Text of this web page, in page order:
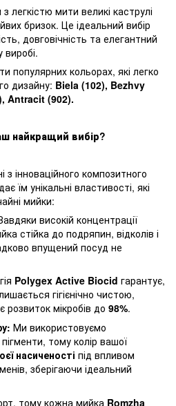
мити великі каструлі
бризок. Це ідеальний вибір
довговічність та елегантний
виробі.
популярних кольорах, які легко
дизайну: Biela (102), Bezhvy
Antracit (902).
найкращий вибір?
з інноваційного композитного
їм унікальні властивості, які
мийки:
високій концентрації
стійка до подряпин, відколів і
впущений посуд не
Polygex Active Biocid гарантує,
гігієнічно чистою,
розвиток мікробів до 98%.
Ми використовуємо
пігменти, тому колір вашої
насиченості під впливом
зберігаючи ідеальний
тому кожна мийка Romzha